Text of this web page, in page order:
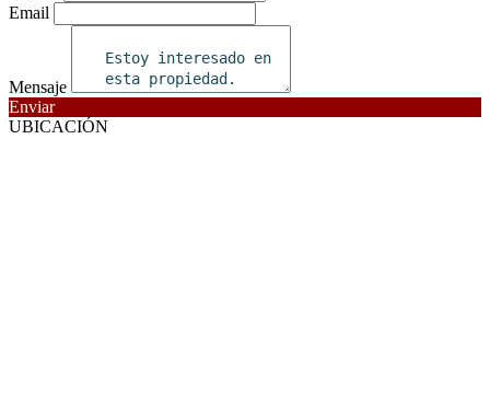
Email
Mensaje
Enviar
UBICACIÓN